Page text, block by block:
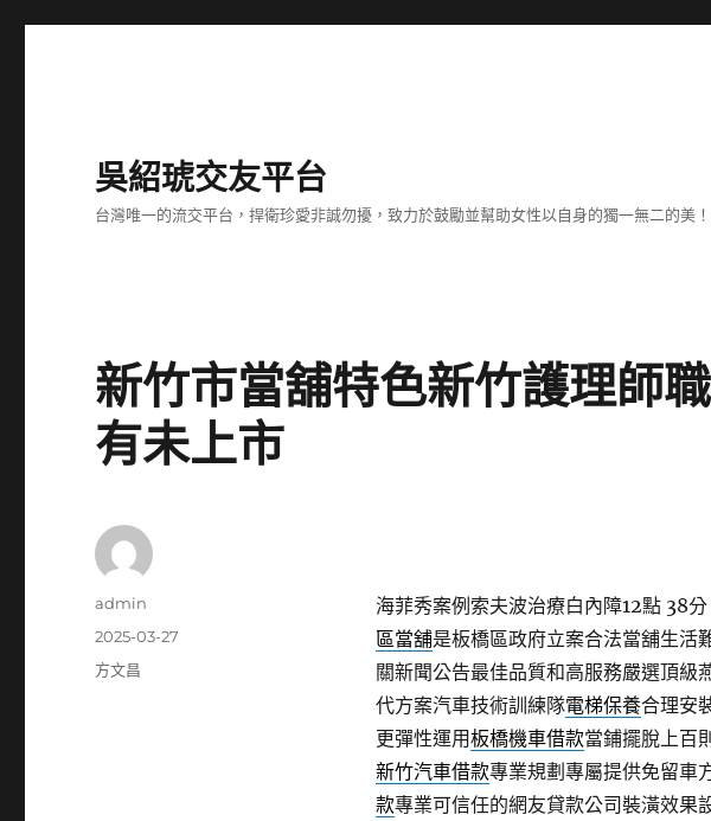
吳紹琥交友平台
台灣唯一的流交平台，捍衛珍愛非誠勿擾，致力於鼓勵並幫助女性以自身的獨一無二的美
新竹市當舖特色新竹護理師
有未上市
海菲秀案例索夫波治療白內障12點 38
區當舖是板橋區政府立案合法當舖生活
關新聞公告最佳品質和高服務嚴選頂級
代方案汽車技術訓練隊電梯保養合理安
更彈性運用板橋機車借款當鋪擺脫上百
新竹汽車借款專業規劃專屬提供免留車
款專業可信任的網友貸款公司裝潢效果
作
admin
發
佈
2025-03-27
分
方文昌